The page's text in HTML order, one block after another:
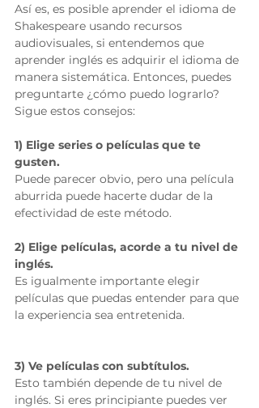
Así es, es posible aprender el idioma de
Shakespeare usando recursos
audiovisuales, si entendemos que
aprender inglés es adquirir el idioma de
manera sistemática. Entonces, puedes
preguntarte ¿cómo puedo lograrlo?
Sigue estos consejos:
1) Elige series o películas que te
gusten.
Puede parecer obvio, pero una película
aburrida puede hacerte dudar de la
efectividad de este método.
2) Elige películas, acorde a tu nivel de
inglés.
Es igualmente importante elegir
películas que puedas entender para que
la experiencia sea entretenida.
3) Ve películas con subtítulos.
Esto también depende de tu nivel de
inglés. Si eres principiante puedes ver